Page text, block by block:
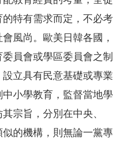
特有需求而定，不必考
風尚。歐美日韓各國，
員會或學區委員會之制
立具有民意基礎或專業
小學教育，監督當地學
宗旨，分別在中央、
似的機構，則無論一黨專